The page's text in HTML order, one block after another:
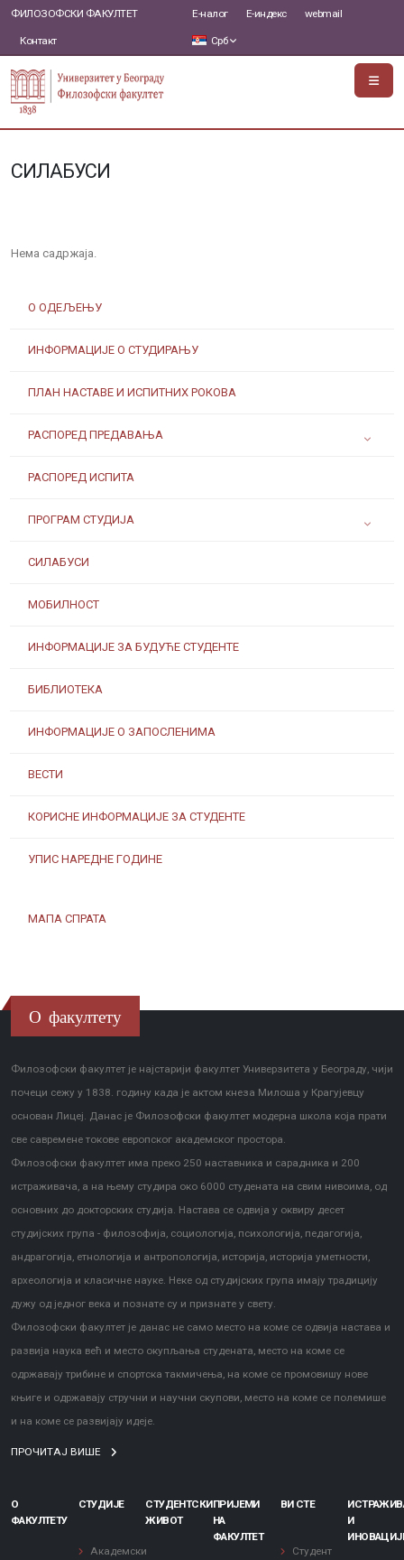
ФИЛОЗОФСКИ ФАКУЛТЕТ
Контакт
Е-налог Е-индекс webmail
Срб
СИЛАБУСИ
О ОДЕЉЕЊУ
ИНФОРМАЦИЈЕ О СТУДИРАЊУ
ПЛАН НАСТАВЕ И ИСПИТНИХ РОКОВА
РАСПОРЕД ПРЕДАВАЊА
РАСПОРЕД ИСПИТА
ПРОГРАМ СТУДИЈА
СИЛАБУСИ
МОБИЛНОСТ
ИНФОРМАЦИЈЕ ЗА БУДУЋЕ СТУДЕНТЕ
БИБЛИОТЕКА
ИНФОРМАЦИЈЕ О ЗАПОСЛЕНИМА
ВЕСТИ
КОРИСНЕ ИНФОРМАЦИЈЕ ЗА СТУДЕНТЕ
УПИС НАРЕДНЕ ГОДИНЕ
МАПА СПРАТА
Нема садржаја.
О факултету
Филозофски факултет је најстарији факултет Универзитета у Београду, чији
почеци сежу у 1838. годину када је актом кнеза Милоша у Крагујевцу
основан Лицеј. Данас је Филозофски факултет модерна школа која прати
све савремене токове европског академског простора.
Филозофски факултет има преко 250 наставника и сарадника и 200
истраживача, а на њему студира око 6000 студената на свим нивоима, од
основних до докторских студија. Настава се одвија у оквиру десет
студијских група - филозофија, социологија, психологија, педагогија,
андрагогија, етнологија и антропологија, историја, историја уметности,
археологија и класичне науке. Неке од студијских група имају традицију
дужу од једног века и познате су и признате у свету.
Филозофски факултет је данас не само место на коме се одвија настава и
развија наука већ и место окупљања студената, место на коме се
одржавају трибине и спортска такмичења, на коме се промовишу нове
књиге и одржавају стручни и научни скупови, место на коме се полемише
и на коме се развијају идеје.
ПРОЧИТАЈ ВИШЕ
О
ФАКУЛТЕТУ
СТУДИЈЕ
Академски
СТУДЕНТСКИ
ЖИВОТ
ПРИЈЕМИ
НА
ФАКУЛТЕТ
ВИ СТЕ
Студент
И